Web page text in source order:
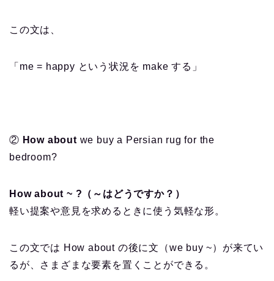
この文は、
「me = happy という状況を make する」
② How about we buy a Persian rug for the
bedroom?
How about ~ ?（～はどうですか？）
軽い提案や意見を求めるときに使う気軽な形。
この文では How about の後に文（we buy ~）が来てい
るが、さまざまな要素を置くことができる。